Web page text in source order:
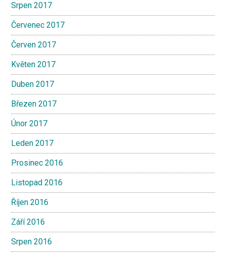
Srpen 2017
Červenec 2017
Červen 2017
Květen 2017
Duben 2017
Březen 2017
Únor 2017
Leden 2017
Prosinec 2016
Listopad 2016
Říjen 2016
Září 2016
Srpen 2016